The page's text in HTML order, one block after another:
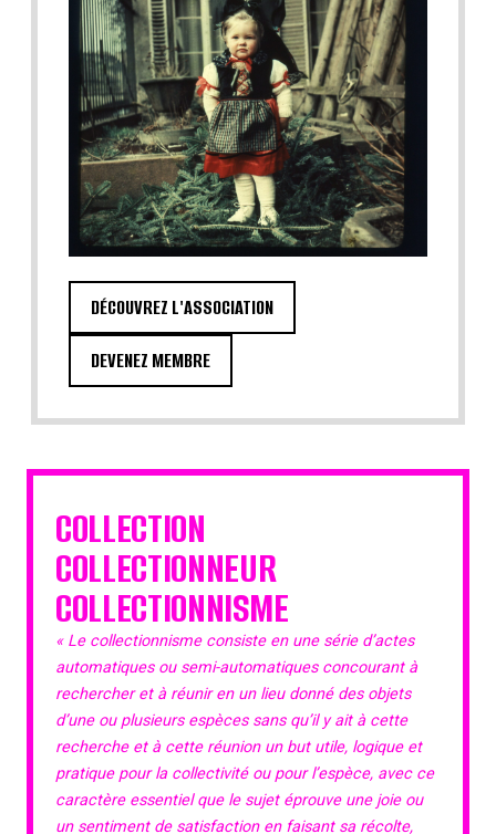
DÉCOUVREZ L'ASSOCIATION
DEVENEZ MEMBRE
COLLECTION
COLLECTIONNEUR
COLLECTIONNISME
« Le collectionnisme consiste en une série d’actes
automatiques ou semi-automatiques concourant à
rechercher et à réunir en un lieu donné des objets
d’une ou plusieurs espèces sans qu’il y ait à cette
recherche et à cette réunion un but utile, logique et
pratique pour la collectivité ou pour l’espèce, avec ce
caractère essentiel que le sujet éprouve une joie ou
un sentiment de satisfaction en faisant sa récolte,